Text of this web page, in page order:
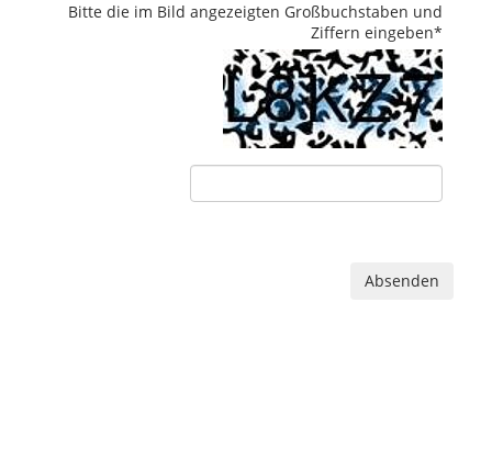
Bitte die im Bild angezeigten Großbuchstaben und
Ziffern eingeben*
Absenden